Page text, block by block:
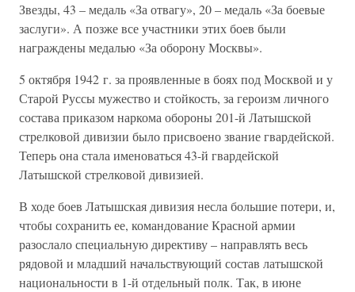
Звезды, 43 – медаль «За отвагу», 20 – медаль «За боевые
заслуги». А позже все участники этих боев были
награждены медалью «За оборону Москвы».
5 октября 1942 г. за проявленные в боях под Москвой и у
Старой Руссы мужество и стойкость, за героизм личного
состава приказом наркома обороны 201-й Латышской
стрелковой дивизии было присвоено звание гвардейской.
Теперь она стала именоваться 43-й гвардейской
Латышской стрелковой дивизией.
В ходе боев Латышская дивизия несла большие потери, и,
чтобы сохранить ее, командование Красной армии
разослало специальную директиву – направлять весь
рядовой и младший начальствующий состав латышской
национальности в 1-й отдельный полк. Так, в июне